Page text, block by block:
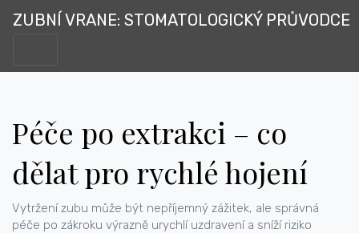
ZUBNÍ VRANE: STOMATOLOGICKÝ PRŮVODCE
Péče po extrakci – co
dělat pro rychlé hojení
Vytržení zubu může být nepříjemný zážitek, ale správná
péče po zákroku výrazně urychlí uzdravení a sníží riziko